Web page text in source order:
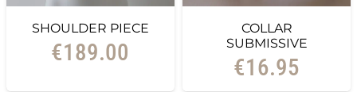
SHOULDER PIECE
€189.00
COLLAR
SUBMISSIVE
€16.95